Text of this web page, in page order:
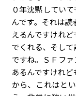
０年沈黙してい
んです。それは
えるんですけれ
でくれる、そし
ですね。ＳＦフ
あるんですけれ
から、これはと